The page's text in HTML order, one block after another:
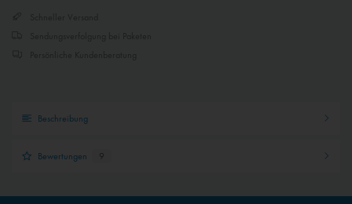
Beschreibung
Bewertungen 9